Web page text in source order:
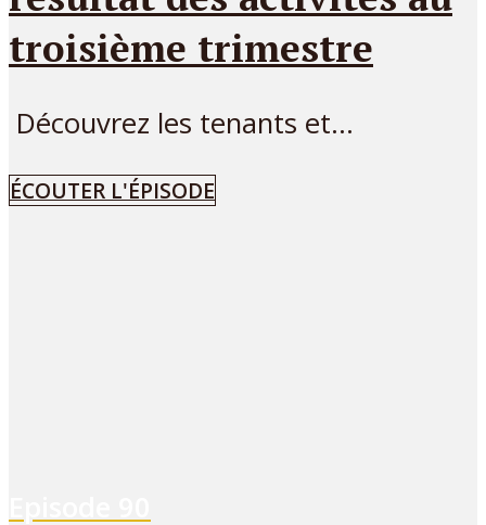
troisième trimestre
Découvrez les tenants et...
ÉCOUTER L'ÉPISODE